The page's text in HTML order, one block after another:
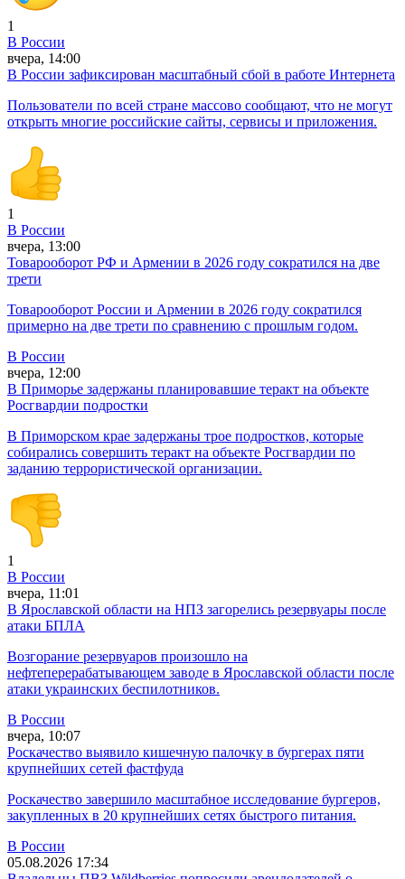
1
В России
вчера, 14:00
В России зафиксирован масштабный сбой в работе Интернета
Пользователи по всей стране массово сообщают, что не могут
открыть многие российские сайты, сервисы и приложения.
1
В России
вчера, 13:00
Товарооборот РФ и Армении в 2026 году сократился на две
трети
Товарооборот России и Армении в 2026 году сократился
примерно на две трети по сравнению с прошлым годом.
В России
вчера, 12:00
В Приморье задержаны планировавшие теракт на объекте
Росгвардии подростки
В Приморском крае задержаны трое подростков, которые
собирались совершить теракт на объекте Росгвардии по
заданию террористической организации.
1
В России
вчера, 11:01
В Ярославской области на НПЗ загорелись резервуары после
атаки БПЛА
Возгорание резервуаров произошло на
нефтеперерабатывающем заводе в Ярославской области после
атаки украинских беспилотников.
В России
вчера, 10:07
Роскачество выявило кишечную палочку в бургерах пяти
крупнейших сетей фастфуда
Роскачество завершило масштабное исследование бургеров,
закупленных в 20 крупнейших сетях быстрого питания.
В России
05.08.2026 17:34